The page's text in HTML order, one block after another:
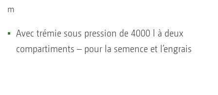
m
Avec trémie sous pression de 4000 l à deux
compartiments – pour la semence et l’engrais